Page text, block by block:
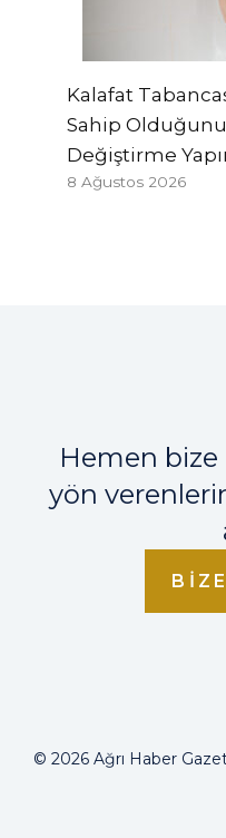
Kalafat
Sahip
Değiştirme
8 Ağustos 2026
Hemen bize
yön
© 2026 Ağrı Haber